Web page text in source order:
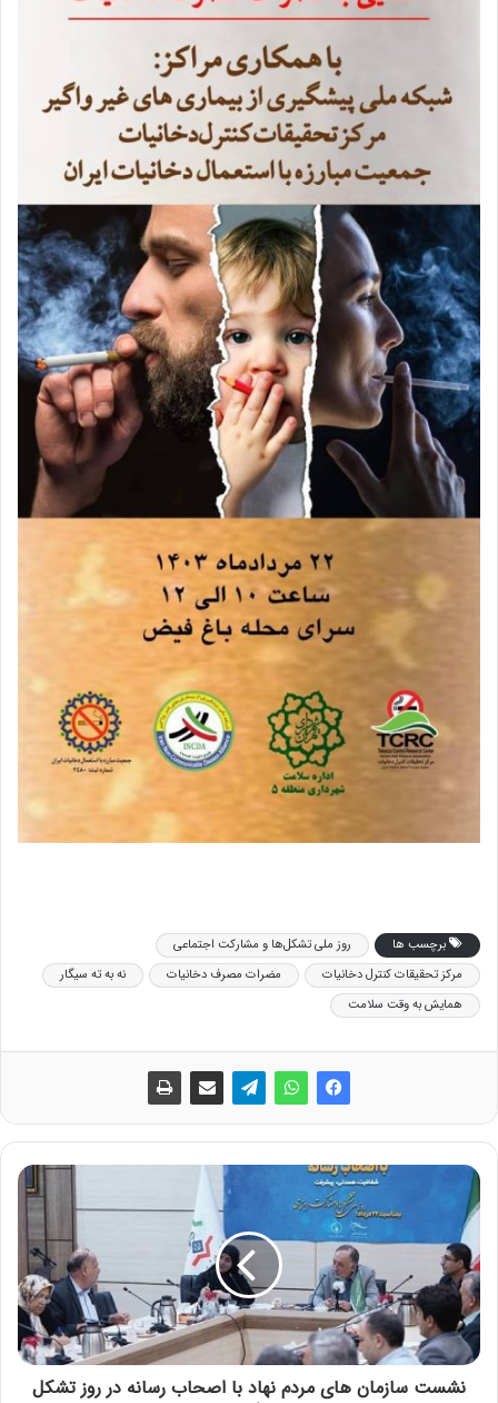
برچسب ها
روز ملی تشکل‌ها و مشارکت اجتماعی
مرکز تحقیقات کنترل دخانیات
مضرات مصرف دخانیات
نه به ته سیگار
همایش به وقت سلامت
نشست سازمان های مردم نهاد با اصحاب رسانه در روز تشکل